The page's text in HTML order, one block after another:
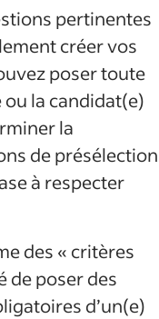
pertinentes
créer vos
poser toute
la candidat(e)
la
de présélection
à respecter
des « critères
de poser des
d’un(e)